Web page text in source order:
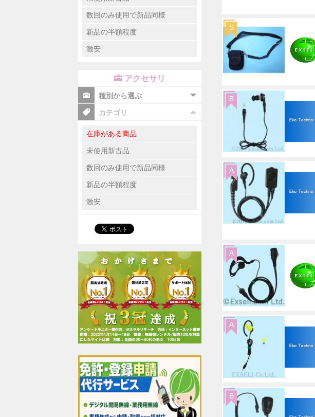
S
B
A
A
A
B
数回のみ使用で新品同様
新品の半額程度
激安
アクセサリ
種別から選ぶ
カテゴリ
在庫がある商品
未使用新古品
数回のみ使用で新品同様
新品の半額程度
激安